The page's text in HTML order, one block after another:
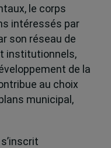
le corps
intéressés par
son réseau de
institutionnels,
de la
au choix
municipal,